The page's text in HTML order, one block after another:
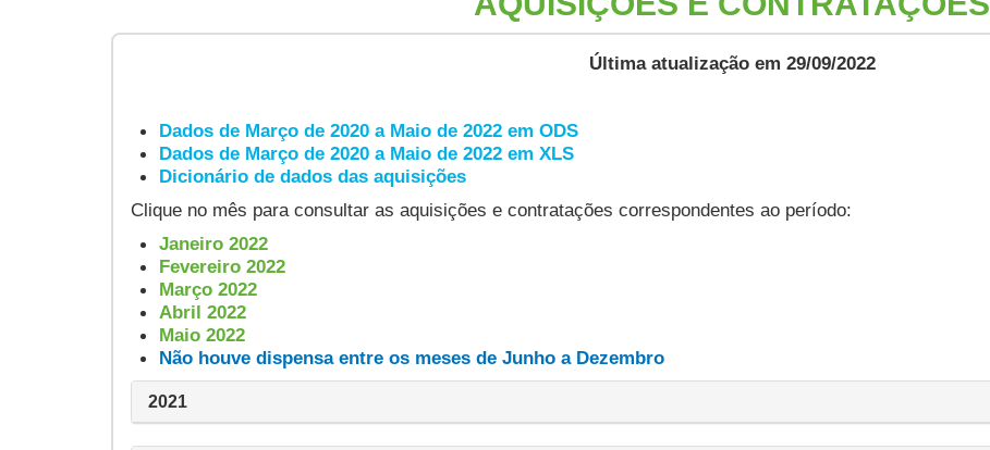
Última atualização em 29/09/2022
Dados de Março de 2020 a Maio de 2022 em ODS
Dados de Março de 2020 a Maio de 2022 em XLS
Dicionário de dados das aquisições
Clique no mês para consultar as aquisições e contratações correspondentes ao período:
Janeiro 2022
Fevereiro 2022
Março 2022
Abril 2022
Maio 2022
Não houve dispensa entre os meses de Junho a Dezembro
2021